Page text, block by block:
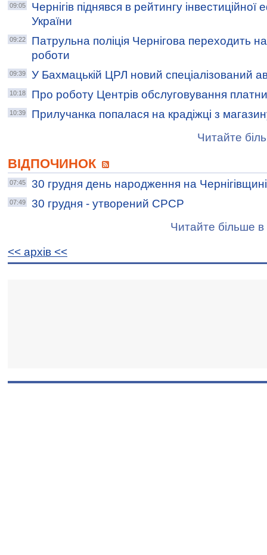
09:05
Чернігів піднявся в рейтингу інвестиційної
України
09:22
Патрульна поліція Чернігова переходить
роботи
09:39 У Бахмацькій ЦРЛ новий спеціалізований
10:18 Про роботу Центрів обслуговування
10:39
Прилучанка попалася на крадіжці з
Читайте
ВІДПОЧИНОК
07:45 30 грудня день народження на
07:49
30 грудня - утворений СРСР
Читайте більше в
<< архiв <<